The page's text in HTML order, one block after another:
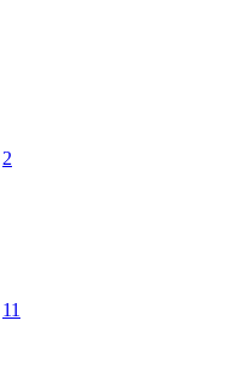
2
11